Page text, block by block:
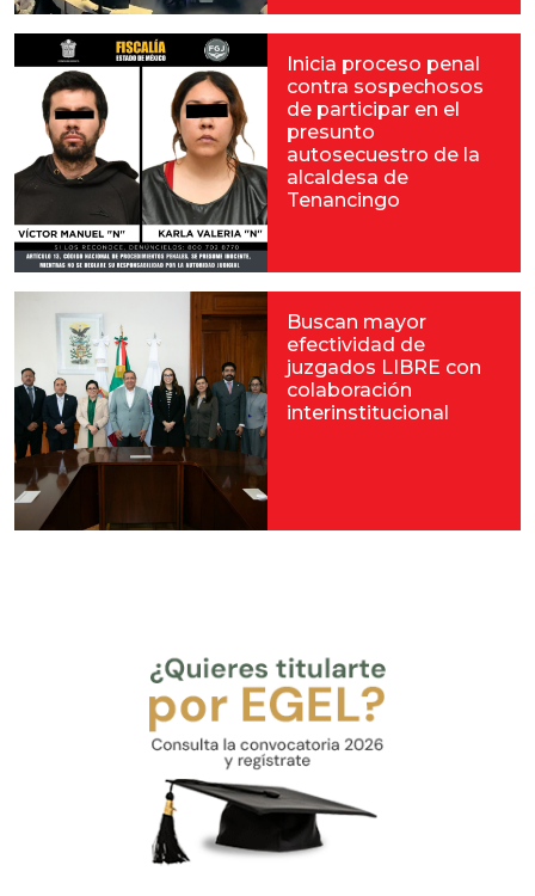
Inicia proceso penal
contra sospechosos
de participar en el
presunto
autosecuestro de la
alcaldesa de
Tenancingo
Buscan mayor
efectividad de
juzgados LIBRE con
colaboración
interinstitucional